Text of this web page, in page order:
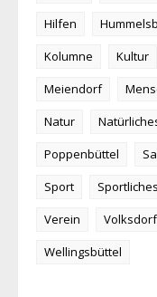
Hilfen
Kolumne
Kultur
Meiendorf
Natur
Poppenbüttel
Sport
Sportliches
Verein
Volksdorf
Wellingsbüttel